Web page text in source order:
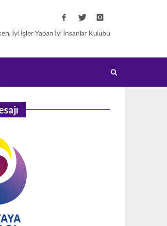
İyi İşler Yapan İyi İnsanlar Kulübü